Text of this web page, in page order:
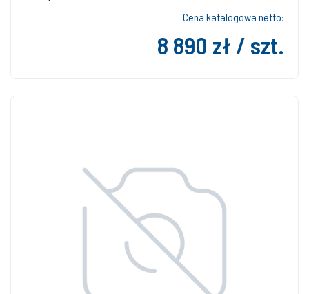
Cena katalogowa netto:
8 890 zł / szt.